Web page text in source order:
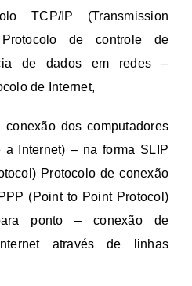
TCP/IP (Transmission
de controle de
de dados em redes –
de Internet,
dos computadores
a Internet) – na forma SLIP
Protocolo de conexão
(Point to Point Protocol)
ponto – conexão de
através de linhas